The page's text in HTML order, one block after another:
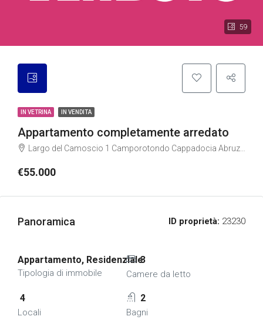
59
IN VETRINA IN VENDITA
Appartamento completamente arredato
Largo del Camoscio 1 Camporotondo Cappadocia Abruzzo, Italia, Largo del Camoscio 1 Camporotondo Cappadocia Abruzzo
€55.000
Panoramica ID proprietà: 23230
Appartamento, Residenziale
Tipologia di immobile
3
Camere da letto
4
Locali
2
Bagni